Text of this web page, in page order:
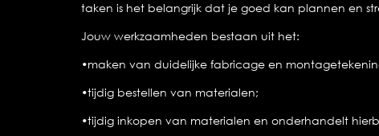
taken is het belangrijk dat je goed kan plannen en
Jouw werkzaamheden bestaan uit het:
•maken van duidelijke fabricage en
•tijdig bestellen van materialen;
•tijdig inkopen van materialen en onderhandelt